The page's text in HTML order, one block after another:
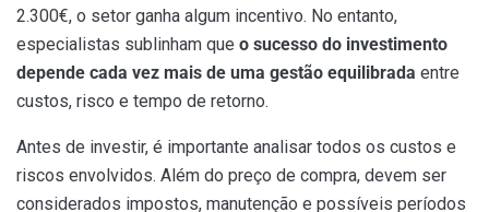
2.300€, o setor ganha algum incentivo. No entanto,
especialistas sublinham que o sucesso do investimento
depende cada vez mais de uma gestão equilibrada entre
custos, risco e tempo de retorno.
Antes de investir, é importante analisar todos os custos e
riscos envolvidos. Além do preço de compra, devem ser
considerados impostos, manutenção e possíveis períodos